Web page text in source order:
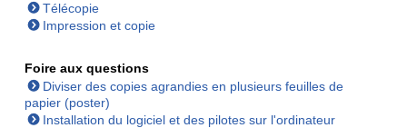
Télécopie
Impression et copie
Foire aux questions
Diviser des copies agrandies en plusieurs feuilles de
papier (poster)
Installation du logiciel et des pilotes sur l'ordinateur